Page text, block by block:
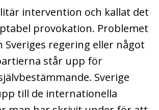
intervention och kallat det
provokation. Problemet
Sveriges regering eller något
står upp för
Sverige
till de internationella